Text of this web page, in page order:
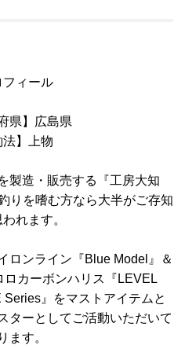
フィール
県】広島県
法】上物
製造・販売する『工房大知
りを嗜む方なら大半がご存知
れます。
ロンライン『Blue Model』＆
ロカーボンハリス『LEVEL
』をマストアイテムと
ターとしてご活動いただいて
ます。